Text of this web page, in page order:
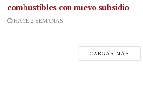
combustibles con nuevo subsidio
HACE 2 SEMANAS
CARGAR MÁS